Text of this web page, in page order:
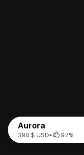
Aurora
390 $ USD• 97%